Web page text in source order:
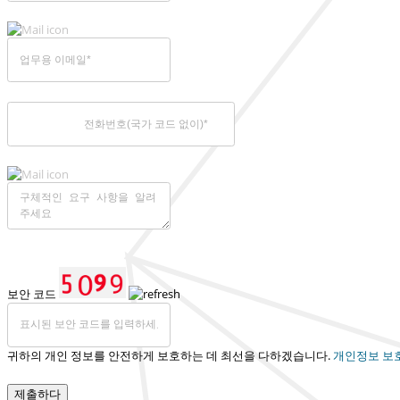
보안 코드
귀하의 개인 정보를 안전하게 보호하는 데 최선을 다하겠습니다. 개인정보 보
제출하다